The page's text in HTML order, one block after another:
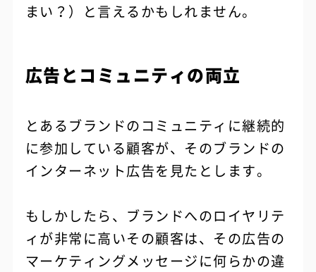
まい？）と言えるかもしれません。
広告とコミュニティの両立
とあるブランドのコミュニティに継続的
に参加している顧客が、そのブランドの
インターネット広告を見たとします。
もしかしたら、ブランドへのロイヤリテ
ィが非常に高いその顧客は、その広告の
マーケティングメッセージに何らかの違